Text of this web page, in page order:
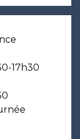
17h30